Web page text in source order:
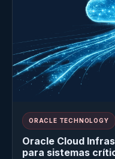
ORACLE TECHNOLOGY
Oracle Cloud
para sistemas